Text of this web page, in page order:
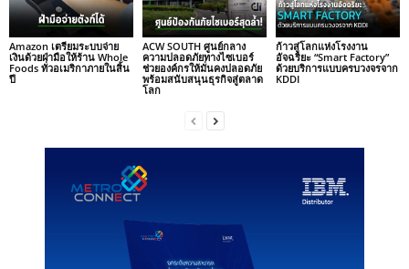
Amazon เตรียมระบบจ่าย
เงินด้วยฝ่ามือให้ร้าน Whole
Foods ทั่วอเมริกาภายในสิ้น
ปี
ACW SOUTH ศูนย์กลาง
ความปลอดภัยทางไซเบอร์
ช่วยองค์กรให้มั่นคงปลอดภัย
พร้อมสนับสนุนธุรกิจสู่ตลาด
โลก
ก้าวสู่โลกแห่งโรงงาน
อัจฉริยะ “Smart Factory”
ด้วยบริการแบบครบวงจรจาก
KDDI